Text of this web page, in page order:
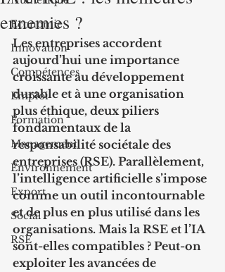
Economie
Innovation
Compétences
Emploi
Formation
Management
Environnement
Export
Social
RSE
ennemies ?
Les entreprises accordent
aujourd’hui une importance
croissante au développement
durable et à une organisation
plus éthique, deux piliers
fondamentaux de la
responsabilité sociétale des
entreprises (RSE). Parallèlement,
l’intelligence artificielle s’impose
comme un outil incontournable
et de plus en plus utilisé dans les
organisations. Mais la RSE et l’IA
sont-elles compatibles ? Peut-on
exploiter les avancées de